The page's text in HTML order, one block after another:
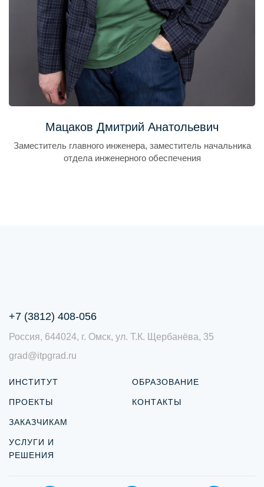
Мацаков Дмитрий Анатольевич
Заместитель главного инженера, заместитель начальника
отдела инженерного обеспечения
+7 (3812) 408-056
Россия, 644024, г. Омск, ул. Т.К. Щербанёва, 35
grad@itpgrad.ru
ИНСТИТУТ
ПРОЕКТЫ
ЗАКАЗЧИКАМ
УСЛУГИ И
РЕШЕНИЯ
ОБРАЗОВАНИЕ
КОНТАКТЫ